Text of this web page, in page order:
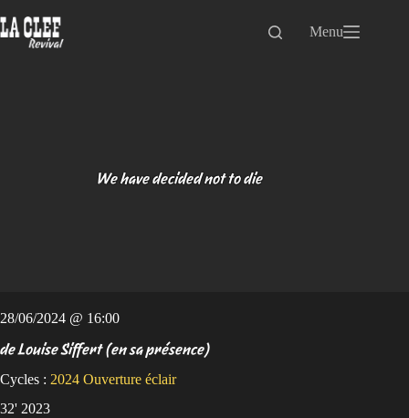
au
contenu
Menu
We have decided not to die
28/06/2024 @ 16:00
de Louise Siffert (en sa présence)
Cycles : 2024 Ouverture éclair
32' 2023